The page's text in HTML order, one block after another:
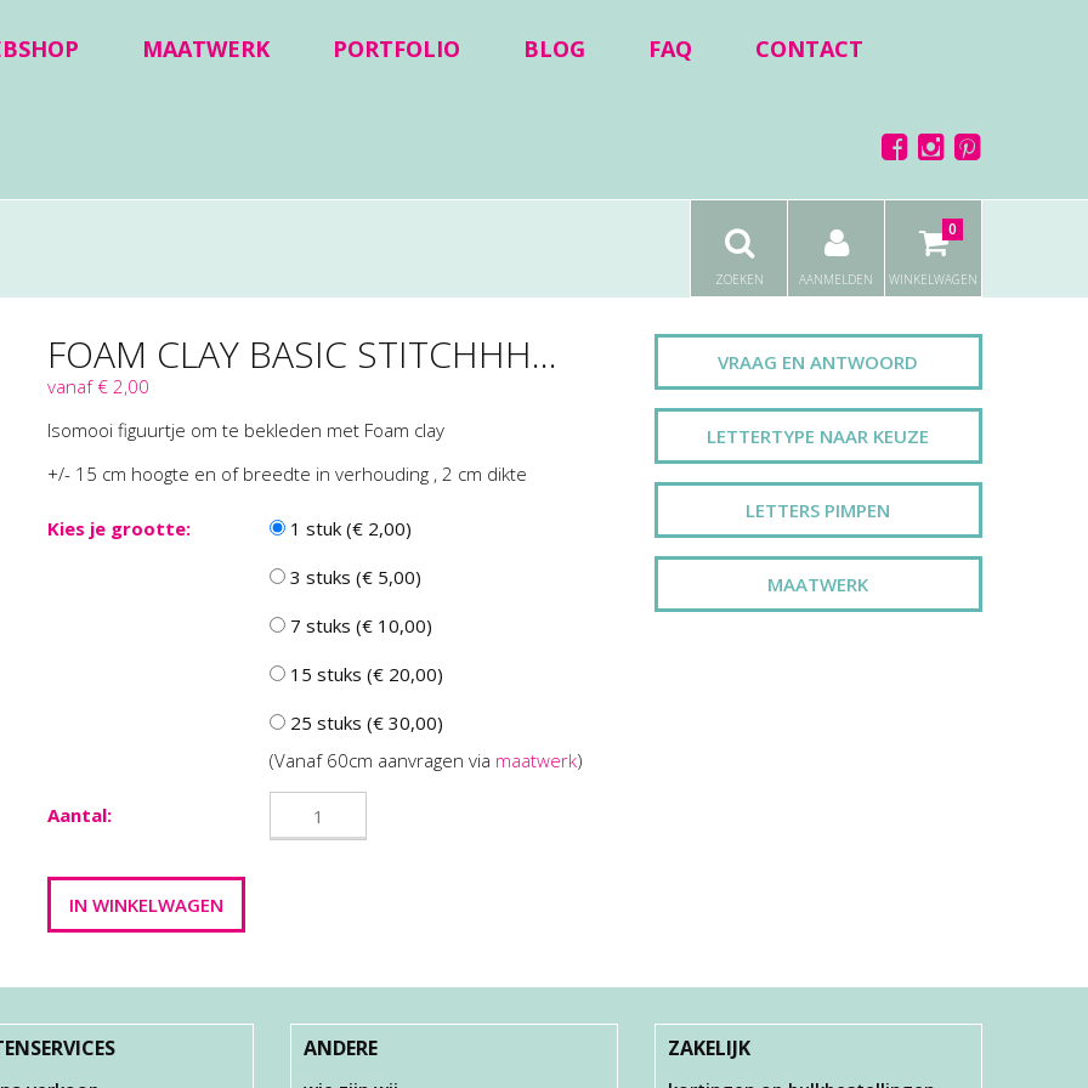
MAATWERK PORTFOLIO BLOG FAQ CONTACT
ZOEKEN AANMELDEN WINKELWAGEN
0
FOAM CLAY BASIC STITCHHH...
vanaf € 2,00
Isomooi figuurtje om te bekleden met Foam clay
+/- 15 cm hoogte en of breedte in verhouding , 2 cm dikte
Kies je grootte:
1 stuk (€ 2,00)
3 stuks (€ 5,00)
7 stuks (€ 10,00)
15 stuks (€ 20,00)
25 stuks (€ 30,00)
(Vanaf 60cm aanvragen via maatwerk)
Aantal:
VRAAG EN ANTWOORD
LETTERTYPE NAAR KEUZE
LETTERS PIMPEN
MAATWERK
ANDERE ZAKELIJK